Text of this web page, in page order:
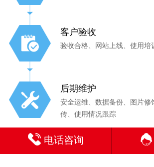
客户验收
验收合格、网站上线、使用培
后期维护
安全运维、数据备份、图片修
传、使用情况跟踪
电话咨询